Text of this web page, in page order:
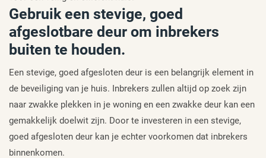
Gebruik een stevige, goed
afgeslotbare deur om inbrekers
buiten te houden.
Een stevige, goed afgesloten deur is een belangrijk element in
de beveiliging van je huis. Inbrekers zullen altijd op zoek zijn
naar zwakke plekken in je woning en een zwakke deur kan een
gemakkelijk doelwit zijn. Door te investeren in een stevige,
goed afgesloten deur kan je echter voorkomen dat inbrekers
binnenkomen.